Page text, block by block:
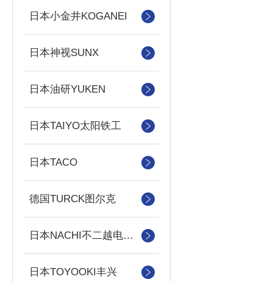
日本小金井KOGANEI
日本神视SUNX
日本油研YUKEN
日本TAIYO太阳铁工
日本TACO
德国TURCK图尔克
日本NACHI不二越电磁阀/泵
日本TOYOOKI丰兴